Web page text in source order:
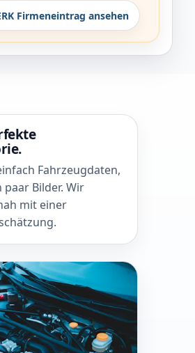
Firmeneintrag ansehen
Fahrzeugdaten,
Bilder. Wir
mit einer